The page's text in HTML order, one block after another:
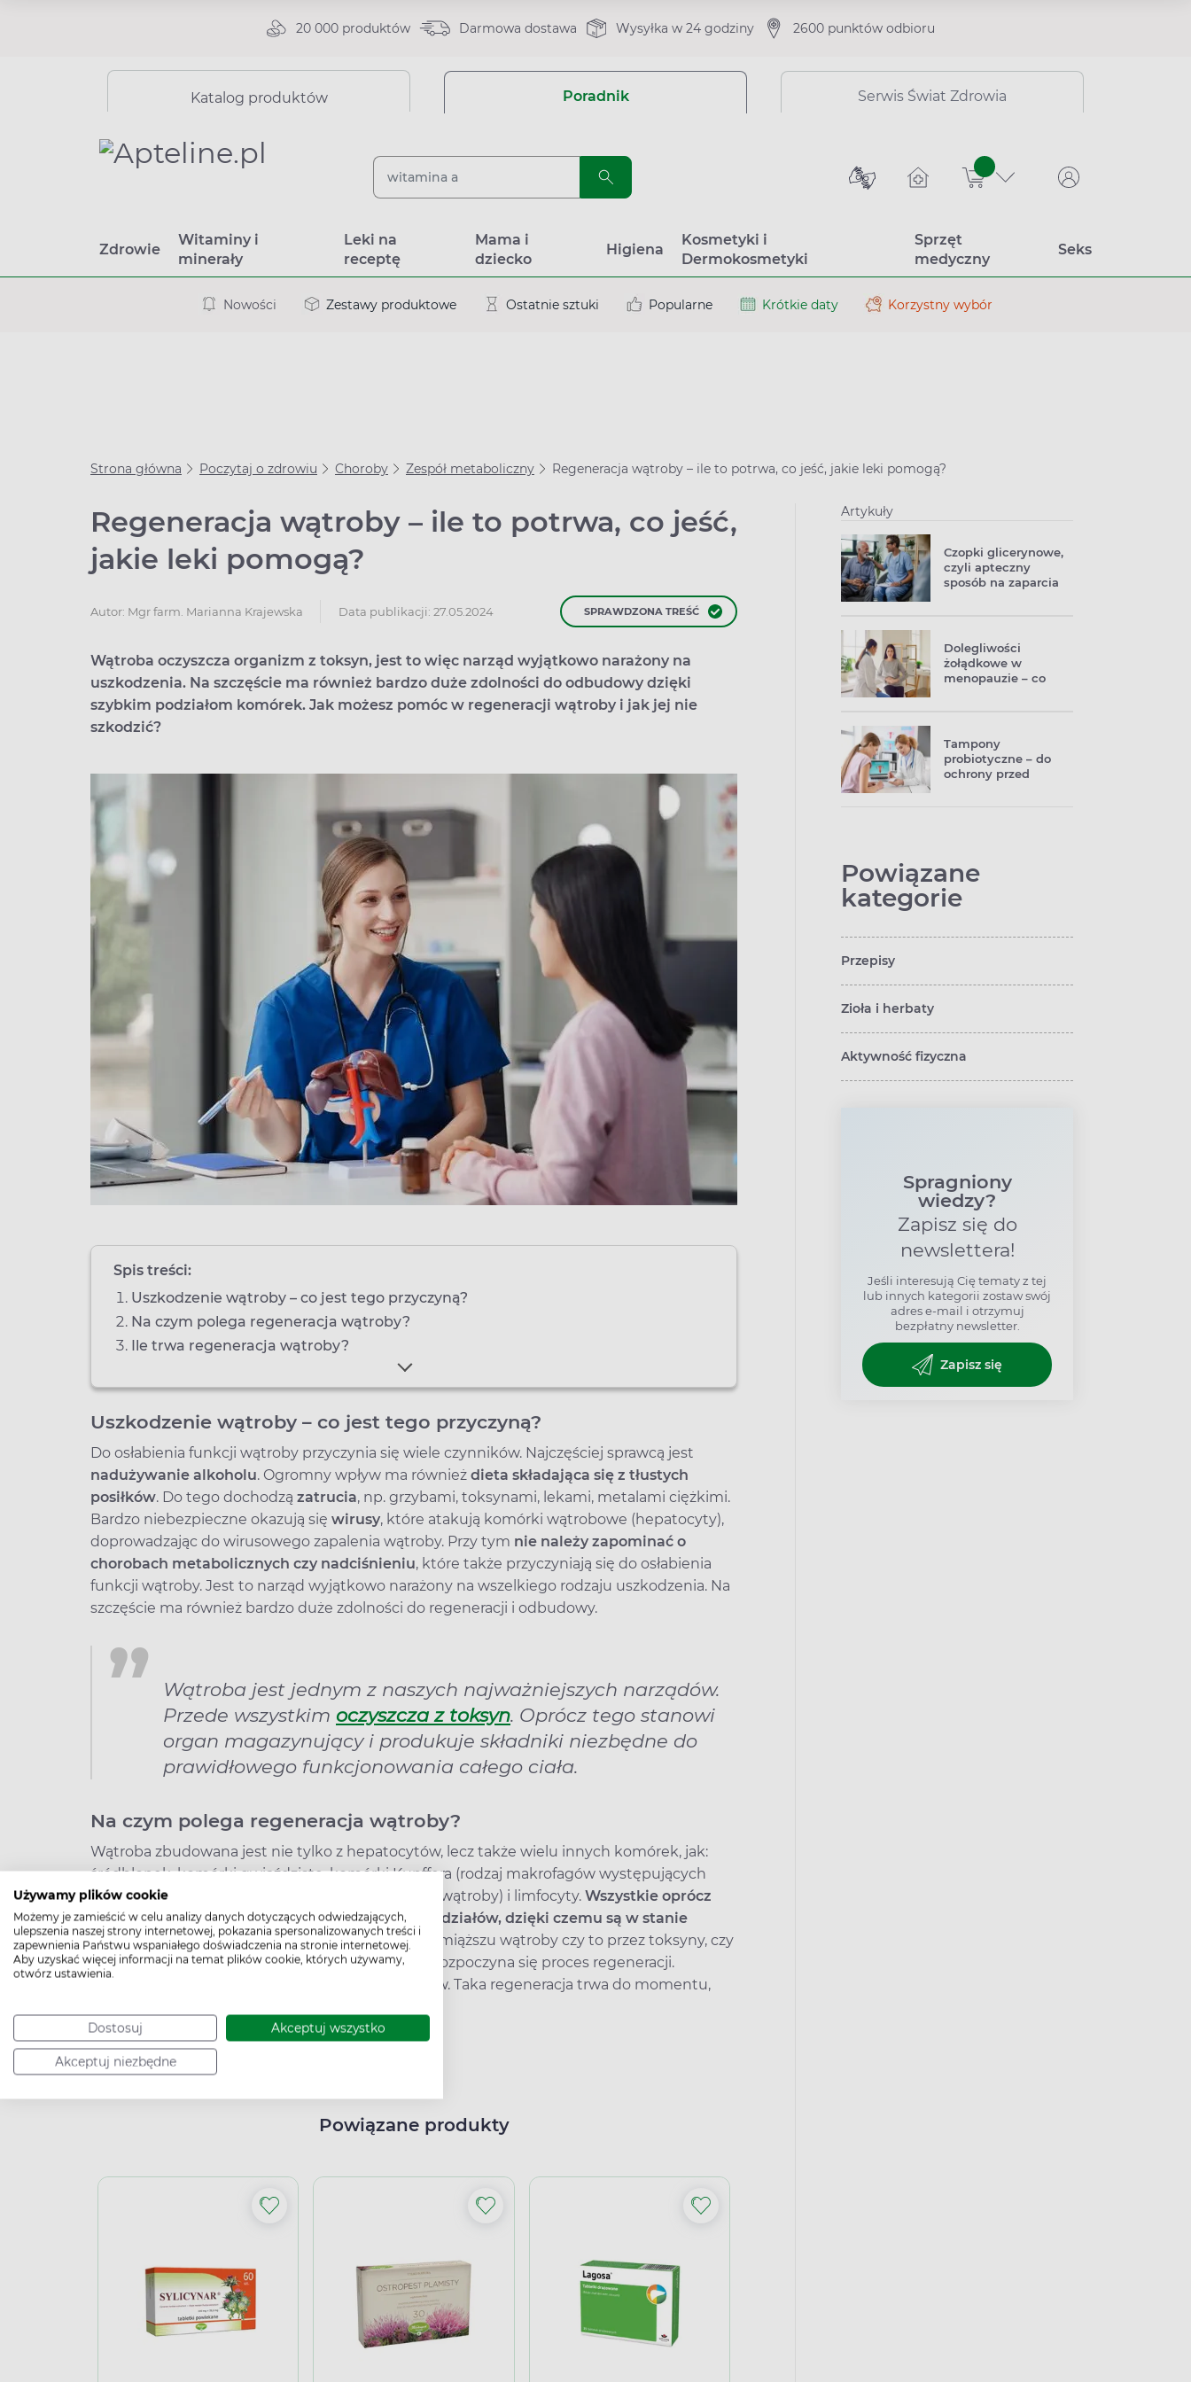
Używamy plików cookie
Możemy je zamieścić w celu analizy danych dotyczących odwiedzających,
ulepszenia naszej strony internetowej, pokazania spersonalizowanych treści i
zapewnienia Państwu wspaniałego doświadczenia na stronie internetowej.
Aby uzyskać więcej informacji na temat plików cookie, których używamy,
otwórz ustawienia.
Dostosuj Akceptuj wszystko
Akceptuj niezbędne
20 000 produktów Darmowa dostawa Wysyłka w 24 godziny 2600 punktów odbioru
Katalog produktów Poradnik Serwis Świat Zdrowia
sztuk
Zdrowie
Witaminy i
minerały
Leki na
receptę
Mama i
dziecko
Higiena
Kosmetyki i
Dermokosmetyki
Sprzęt
medyczny
Seks
Nowości Zestawy produktowe Ostatnie sztuki Popularne Krótkie daty Korzystny wybór
Strona główna Poczytaj o zdrowiu Choroby Zespół metaboliczny Regeneracja wątroby – ile to potrwa, co jeść, jakie leki pomogą?
Regeneracja wątroby – ile to potrwa, co jeść,
jakie leki pomogą?
Autor: Mgr farm. Marianna Krajewska Data publikacji: 27.05.2024 SPRAWDZONA TREŚĆ
Wątroba oczyszcza organizm z toksyn, jest to więc narząd wyjątkowo narażony na
uszkodzenia. Na szczęście ma również bardzo duże zdolności do odbudowy dzięki
szybkim podziałom komórek. Jak możesz pomóc w regeneracji wątroby i jak jej nie
szkodzić?
Spis treści:
Uszkodzenie wątroby – co jest tego przyczyną?
Na czym polega regeneracja wątroby?
Ile trwa regeneracja wątroby?
Uszkodzenie wątroby – co jest tego przyczyną?
Do osłabienia funkcji wątroby przyczynia się wiele czynników. Najczęściej sprawcą jest
nadużywanie alkoholu. Ogromny wpływ ma również dieta składająca się z tłustych
posiłków. Do tego dochodzą zatrucia, np. grzybami, toksynami, lekami, metalami ciężkimi.
Bardzo niebezpieczne okazują się wirusy, które atakują komórki wątrobowe (hepatocyty),
doprowadzając do wirusowego zapalenia wątroby. Przy tym nie należy zapominać o
chorobach metabolicznych czy nadciśnieniu, które także przyczyniają się do osłabienia
funkcji wątroby. Jest to narząd wyjątkowo narażony na wszelkiego rodzaju uszkodzenia. Na
szczęście ma również bardzo duże zdolności do regeneracji i odbudowy.
Wątroba jest jednym z naszych najważniejszych narządów.
Przede wszystkim oczyszcza z toksyn. Oprócz tego stanowi
organ magazynujący i produkuje składniki niezbędne do
prawidłowego funkcjonowania całego ciała.
Na czym polega regeneracja wątroby?
Wątroba zbudowana jest nie tylko z hepatocytów, lecz także wielu innych komórek, jak:
śródbłonek, komórki gwiaździste, komórki Kupffera (rodzaj makrofagów występujących
między komórkami śródbłonka, w ścianie naczyń wątroby) i limfocyty. Wszystkie oprócz
hepatocytów mają zdolność do wzmożonych podziałów, dzięki czemu są w stanie
odbudowywać wątrobę.W wyniku uszkodzenia miąższu wątroby czy to przez toksyny, czy
przez chirurgiczne usunięcie fragmentu organu, rozpoczyna się proces regeneracji.
Komórki wątroby zostają pobudzone do podziałów. Taka regeneracja trwa do momentu,
High-contrast mode
Powiązane produkty
Artykuły
Czopki glicerynowe,
czyli apteczny
sposób na zaparcia
Dolegliwości
żołądkowe w
menopauzie – co
Tampony
probiotyczne – do
ochrony przed
Powiązane
kategorie
Przepisy
Zioła i herbaty
Aktywność fizyczna
Spragniony
wiedzy?
Zapisz się do
newslettera!
Jeśli interesują Cię tematy z tej
lub innych kategorii zostaw swój
adres e-mail i otrzymuj
bezpłatny newsletter.
Zapisz się